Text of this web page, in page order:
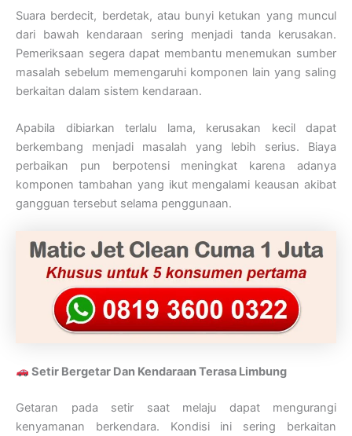
Suara berdecit, berdetak, atau bunyi ketukan yang muncul
dari bawah kendaraan sering menjadi tanda kerusakan.
Pemeriksaan segera dapat membantu menemukan sumber
masalah sebelum memengaruhi komponen lain yang saling
berkaitan dalam sistem kendaraan.
Apabila dibiarkan terlalu lama, kerusakan kecil dapat
berkembang menjadi masalah yang lebih serius. Biaya
perbaikan pun berpotensi meningkat karena adanya
komponen tambahan yang ikut mengalami keausan akibat
gangguan tersebut selama penggunaan.
Setir Bergetar Dan Kendaraan Terasa Limbung
Getaran pada setir saat melaju dapat mengurangi
kenyamanan berkendara. Kondisi ini sering berkaitan